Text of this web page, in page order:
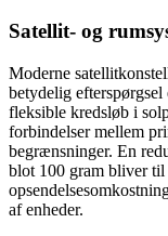
Satellit- og
Moderne
betydelig
fleksible kredsløb i
forbindelser mellem
begrænsninger. En
blot 100 gram bliver til
af enheder.